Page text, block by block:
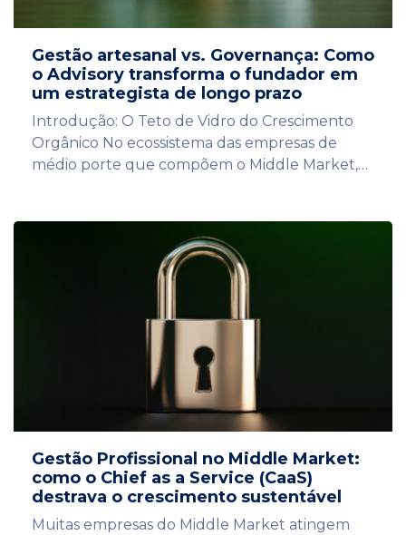
Gestão artesanal vs. Governança: Como
o Advisory transforma o fundador em
um estrategista de longo prazo
Introdução: O Teto de Vidro do Crescimento
Orgânico No ecossistema das empresas de
médio porte que compõem o Middle Market,…
Gestão Profissional no Middle Market:
como o Chief as a Service (CaaS)
destrava o crescimento sustentável
Muitas empresas do Middle Market atingem